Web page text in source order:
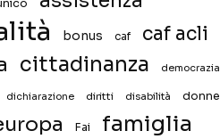
bonus caf caf acli
cittadinanza democrazia
dichiarazione diritti disabilità donne
Fai famiglia